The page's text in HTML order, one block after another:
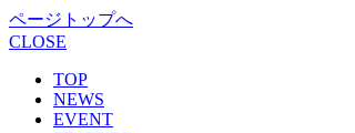
ページトップへ
CLOSE
TOP
NEWS
EVENT